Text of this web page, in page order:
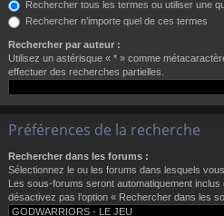
Rechercher tous les termes ou utiliser une
Rechercher n’importe quel de ces termes
Rechercher par auteur :
Utilisez un astérisque « * » comme
effectuer des recherches partielles.
Préférences de la recherche
Rechercher dans les forums :
Sélectionnez le ou les forums dans lesquels
Les sous-forums seront automatiquement
désactivez pas l’option « Rechercher dans les